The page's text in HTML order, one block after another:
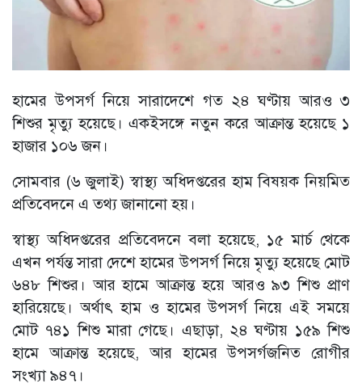
হামের উপসর্গ নিয়ে সারাদেশে গত ২৪ ঘণ্টায় আরও ৩
শিশুর মৃত্যু হয়েছে। একইসঙ্গে নতুন করে আক্রান্ত হয়েছে ১
হাজার ১০৬ জন।
সোমবার (৬ জুলাই) স্বাস্থ্য অধিদপ্তরের হাম বিষয়ক নিয়মিত
প্রতিবেদনে এ তথ্য জানানো হয়।
স্বাস্থ্য অধিদপ্তরের প্রতিবেদনে বলা হয়েছে, ১৫ মার্চ থেকে
এখন পর্যন্ত সারা দেশে হামের উপসর্গ নিয়ে মৃত্যু হয়েছে মোট
৬৪৮ শিশুর। আর হামে আক্রান্ত হয়ে আরও ৯৩ শিশু প্রাণ
হারিয়েছে। অর্থাৎ হাম ও হামের উপসর্গ নিয়ে এই সময়ে
মোট ৭৪১ শিশু মারা গেছে। এছাড়া, ২৪ ঘণ্টায় ১৫৯ শিশু
হামে আক্রান্ত হয়েছে, আর হামের উপসর্গজনিত রোগীর
সংখ্যা ৯৪৭।